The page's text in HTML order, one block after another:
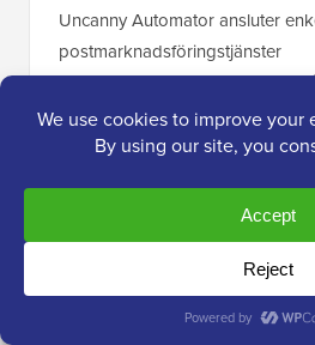
Uncanny Automator ansluter
postmarknadsföringstjänster
somMailchimp,HubSpot, och
gör det enkelt att automatisera